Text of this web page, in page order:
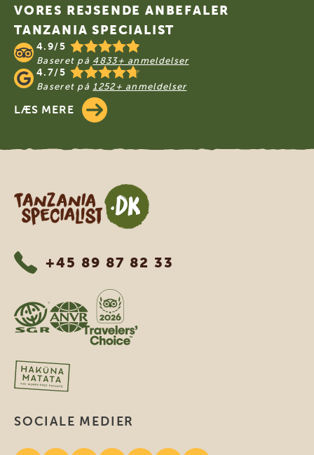
VORES REJSENDE ANBEFALER
TANZANIA SPECIALIST
4.9/5
Baseret på 4833+ anmeldelser
4.7/5
Baseret på 1252+ anmeldelser
LÆS MERE
Tanzania Specialist
+45 89 87 82 33
SOCIALE MEDIER